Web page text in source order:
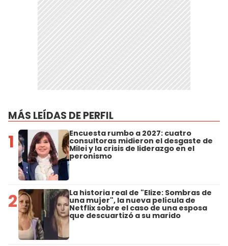
MÁS LEÍDAS DE PERFIL
1 Encuesta rumbo a 2027: cuatro
consultoras midieron el desgaste de
Milei y la crisis de liderazgo en el
peronismo
2 La historia real de "Elize: Sombras de
una mujer", la nueva película de
Netflix sobre el caso de una esposa
que descuartizó a su marido